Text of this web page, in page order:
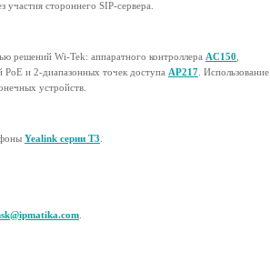
стороннего SIP-сервера.
решений Wi-Tek: аппаратного контроллера AC150
PoE и 2-диапазонных точек доступа AP217 . Использование
устройств.
Yealink серии T3